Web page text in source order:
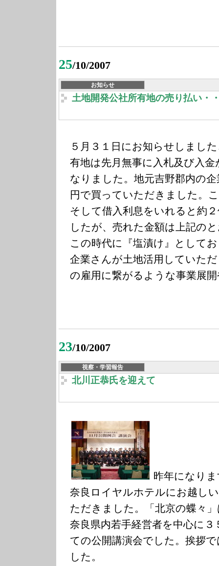
25/10/2007
お知らせ
土地開発公社所有地の売り払い・
５月３１日にお知らせしまし
有地は先月無事に入札及び入
なりました。地元吉野郡内の
円で買っていただきました。
そして借入利息をいれると約
したが、売れた金額は上記の
この時代に『塩漬け』として
企業さんが土地活用していた
の雇用に繋がるような事業展
23/10/2007
視察・学習報告
北川正恭氏を迎えて
昨年になり
奈良ロイヤルホテルにお越し
ただきました。「北京の蝶々
奈良県内若手経営者を中心に
ての公開講演会でした。挨拶
した。